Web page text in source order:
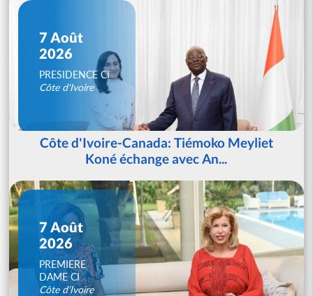
7 Août
2026
PRESIDENCE CI
Côte d'Ivoire
Côte d'Ivoire-Canada: Tiémoko Meyliet
Koné échange avec An...
7 Août
2026
PREMIERE
DAME CI
Côte d'Ivoire